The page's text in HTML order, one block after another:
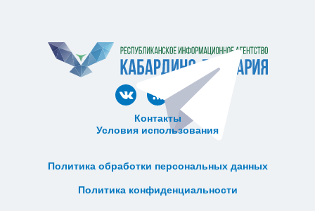
Контакты
Условия использования
Политика обработки персональных данных
Политика конфиденциальности